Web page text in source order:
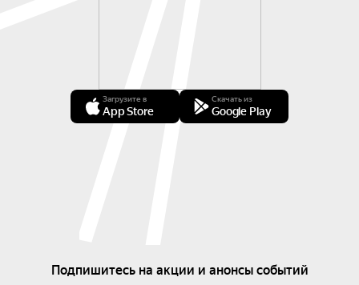
Загрузите в
App Store
Скачать из
Google Play
Подпишитесь на акции и анонсы событий